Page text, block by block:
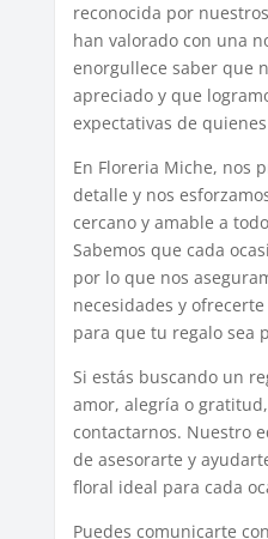
reconocida por
han valorado con una
enorgullece saber que
apreciado y que
expectativas de
En Floreria Miche, nos
detalle y nos
cercano y amable a
Sabemos que cada
por lo que nos
necesidades y
para que tu regalo sea
Si estás buscando un
amor, alegría o
contactarnos. Nuestro
de asesorarte y
floral ideal para cada
Puedes comunicarte